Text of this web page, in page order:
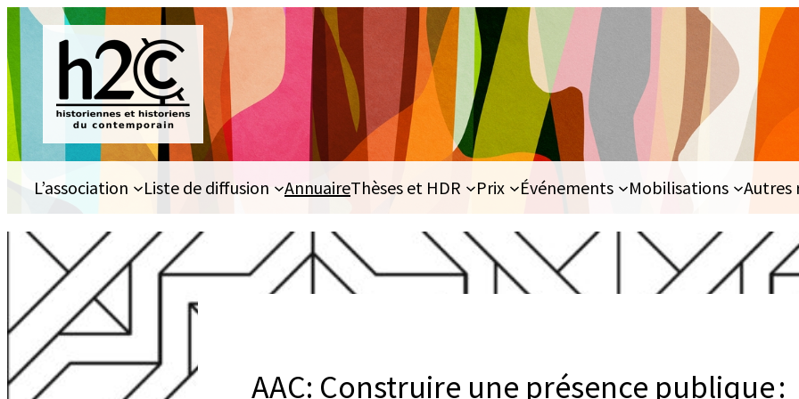
Aller
au
contenu
L’association Liste de diffusion AnnuaireThèses et HDR Prix Événements Mobilisations Autres
AAC: Construire une présence publique :